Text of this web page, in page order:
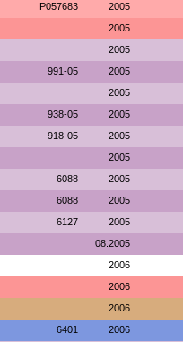
P057683 2005
2005
2005
991-05 2005
2005
938-05 2005
918-05 2005
2005
6088 2005
6088 2005
6127 2005
08.2005
2006
2006
2006
6401 2006